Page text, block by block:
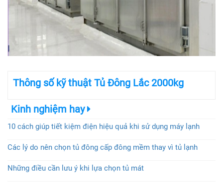
Thông số kỹ thuật Tủ Đông Lắc 2000kg
Kinh nghiệm hay
10 cách giúp tiết kiệm điện hiệu quả khi sử dụng máy lạnh
Các lý do nên chọn tủ đông cấp đông mềm thay vì tủ lạnh
Những điều cần lưu ý khi lựa chọn tủ mát